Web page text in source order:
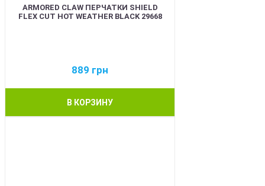
ARMORED CLAW ПЕРЧАТКИ SHIELD
FLEX CUT HOT WEATHER BLACK 29668
889 грн
В КОРЗИНУ